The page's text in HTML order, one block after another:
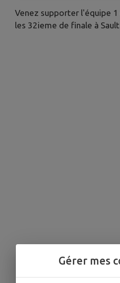
Venez supporter l'équipe 1
les 32ieme de finale à
Gérer mes